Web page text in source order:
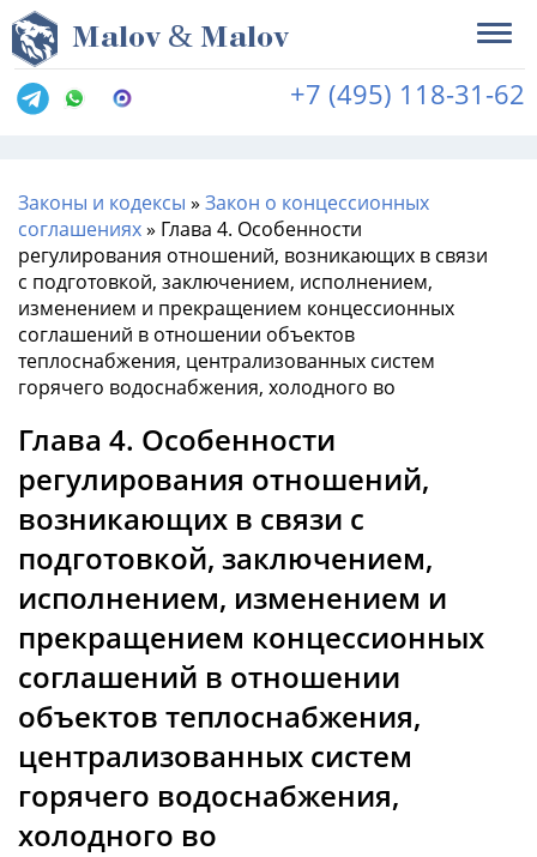
Malov & Malov
+7 (495) 118-31-62
Законы и кодексы » Закон о концессионных
соглашениях» Глава 4. Особенности
регулирования отношений, возникающих в связи
с подготовкой, заключением, исполнением,
изменением и прекращением концессионных
соглашений в отношении объектов
теплоснабжения, централизованных систем
горячего водоснабжения, холодного во
Глава 4. Особенности
регулирования отношений,
возникающих в связи с
подготовкой, заключением,
исполнением, изменением и
прекращением концессионных
соглашений в отношении
объектов теплоснабжения,
централизованных систем
горячего водоснабжения,
холодного во